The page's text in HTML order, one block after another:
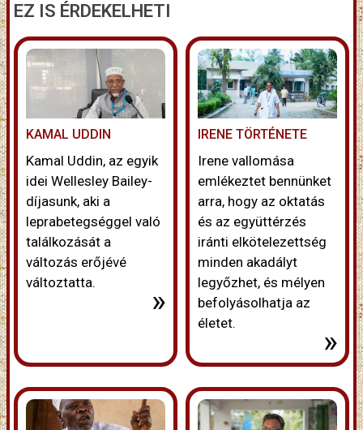
EZ IS ÉRDEKELHETI
KAMAL UDDIN
Kamal Uddin, az egyik
idei Wellesley Bailey-
díjasunk, aki a
leprabetegséggel való
találkozását a
változás erőjévé
változtatta.
»
IRENE TÖRTÉNETE
Irene vallomása
emlékeztet bennünket
arra, hogy az oktatás
és az együttérzés
iránti elkötelezettség
minden akadályt
legyőzhet, és mélyen
befolyásolhatja az
életet.
»